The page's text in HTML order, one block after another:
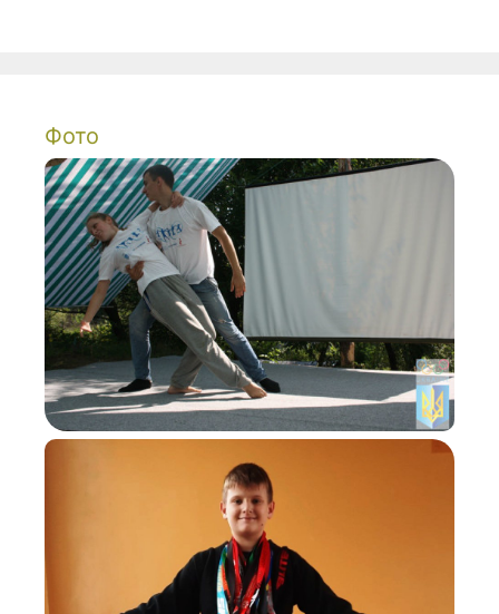
Фото